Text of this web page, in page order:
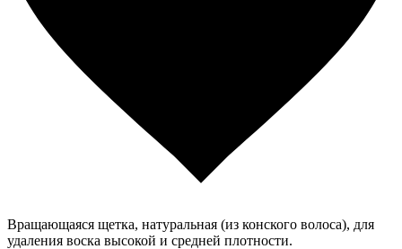
Вращающаяся щетка, натуральная (из конского волоса), для
удаления воска высокой и средней плотности.